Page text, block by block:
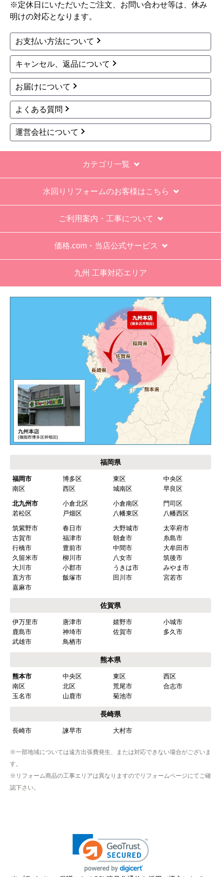
※定休日にいただいたご注文、お問い合わせ等は、休み
明けの対応となります。
お支払い方法について
キャンセル、返品について
お届けについて
よくある質問
運営会社について
カテゴリ一覧
水回りリフォームのお客様はこちら
ご利用案内・工事について
価格.com・当店公式サービス
九州 工事対応エリア
福岡県
福岡市 博多区 東区
中央区
南区
西区 城南区
早良区
北九州市
小倉北区 小倉南区
門司区
若松区
戸畑区 八幡東区
八幡西区
筑紫野市
春日市 大野城市
太宰府市
古賀市
福津市 朝倉市
糸島市
行橋市
豊前市 中間市
大牟田市
久留米市
柳川市 八女市
筑後市
大川市
小郡市 うきは市
みやま市
直方市
飯塚市 田川市
宮若市
嘉麻市
佐賀県
伊万里市 唐津市 嬉野市
小城市
鹿島市
神埼市 佐賀市
多久市
武雄市
鳥栖市
熊本県
熊本市 中央区 東区
西区
南区
北区 荒尾市
合志市
玉名市
山鹿市 菊池市
長崎県
長崎市 諫早市 大村市
※一部地域については遠方出張費発生、または対応できない場合がございま
す。
※リフォーム商品の工事エリアは異なりますのでリフォームページにてご確
認下さい。